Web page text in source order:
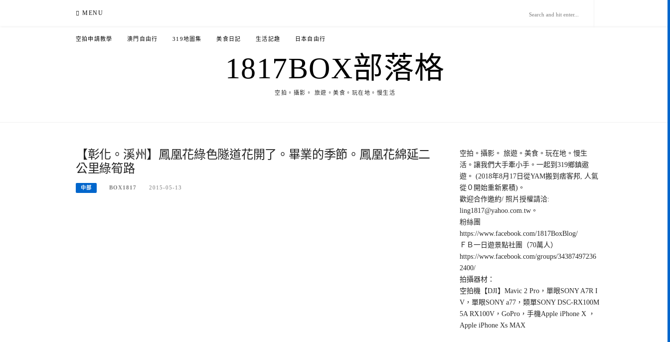
MENU
空拍申請教學 澳門自由行 319地圖集 美食日記 生活記趣 日本自由行
1817BOX部落格
空拍。攝影。 旅遊。美食。玩在地。慢生活
【彰化。溪州】鳳凰花綠色隧道花開了。畢業的季節。鳳凰花綿延二
公里綠筍路
中部 BOX1817 2015-05-13
空拍。攝影。 旅遊。美食。玩在地。慢生
活。讓我們大手牽小手。一起到319鄉鎮遨
遊。 (2018年8月17日從YAM搬到痞客邦, 人氣
從０開始重新累積)。
歡迎合作邀約/ 照片授權請洽:
ling1817@yahoo.com.tw 。
粉絲團
https://www.facebook.com/1817BoxBlog/
ＦＢ一日遊景點社團（70萬人）
https://www.facebook.com/groups/34387497236
2400/
拍攝器材：
空拍機【DJI】Mavic 2 Pro，單眼SONY A7R I
V，單眼SONY a77，類單SONY DSC-RX100M
5A RX100V，GoPro，手機Apple iPhone X ，
Apple iPhone Xs MAX